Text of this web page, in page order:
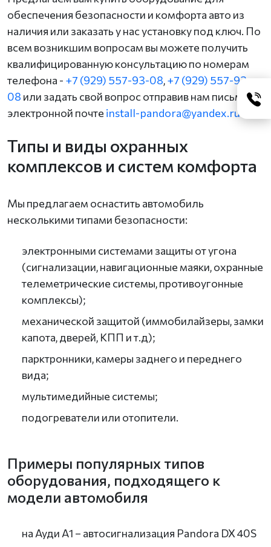
обеспечения безопасности и комфорта авто из
наличия или заказать у нас установку под ключ. По
всем возникшим вопросам вы можете получить
квалифицированную консультацию по номерам
телефона - +7 (929) 557-93-08,+7 (929) 557-93-
08 или задать свой вопрос отправив нам письмо по
электронной почте install-pandora@yandex.ru
Типы и виды охранных
комплексов и систем комфорта
Мы предлагаем оснастить автомобиль
несколькими типами безопасности:
электронными системами защиты от угона
(сигнализации, навигационные маяки, охранные
телеметрические системы, противоугонные
комплексы);
механической защитой (иммобилайзеры, замки
капота, дверей, КПП и т.д);
парктронники, камеры заднего и переднего
вида;
мультимедийные системы;
подогреватели или отопители.
Примеры популярных типов
оборудования, подходящего к
модели автомобиля
на Ауди A1 – автосигнализация Pandora DX 40S